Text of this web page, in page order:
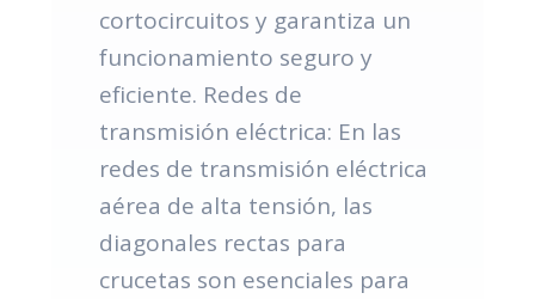
cortocircuitos y garantiza un
funcionamiento seguro y
eficiente. Redes de
transmisión eléctrica: En las
redes de transmisión eléctrica
aérea de alta tensión, las
diagonales rectas para
crucetas son esenciales para